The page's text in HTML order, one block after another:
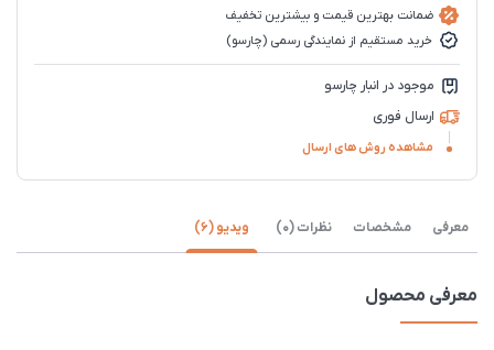
ضمانت بهترین قیمت و بیشترین تخفیف
خرید مستقیم از نمایندگی رسمی (چارسو)
موجود در انبار چارسو
ارسال فوری
مشاهده روش های ارسال
معرفی مشخصات نظرات (0) ویدیو (6)
معرفی محصول